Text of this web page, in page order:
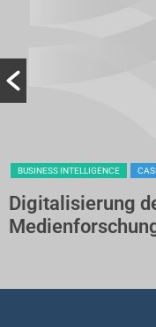
BUSINESS INTELLIGENCE
Digitalisierung